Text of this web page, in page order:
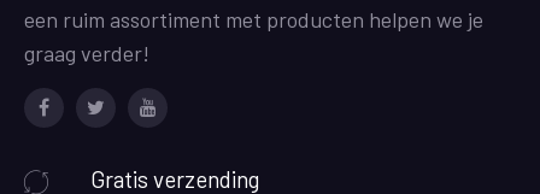
een ruim assortiment met producten helpen we je
graag verder!
Gratis verzending